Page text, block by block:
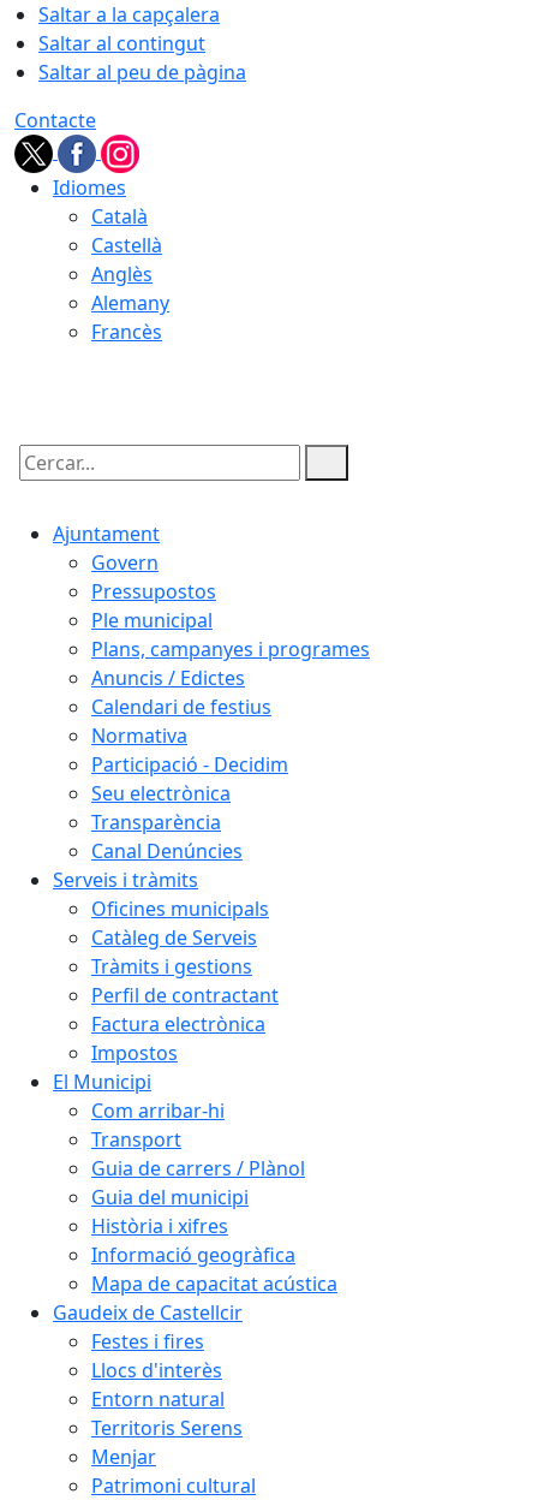
Saltar a la capçalera
Saltar al contingut
Saltar al peu de pàgina
Contacte
Idiomes
Català
Castellà
Anglès
Alemany
Francès
Cercar:
Ajuntament
Govern
Pressupostos
Ple municipal
Plans, campanyes i programes
Anuncis / Edictes
Calendari de festius
Normativa
Participació - Decidim
Seu electrònica
Transparència
Canal Denúncies
Serveis i tràmits
Oficines municipals
Catàleg de Serveis
Tràmits i gestions
Perfil de contractant
Factura electrònica
Impostos
El Municipi
Com arribar-hi
Transport
Guia de carrers / Plànol
Guia del municipi
Història i xifres
Informació geogràfica
Mapa de capacitat acústica
Gaudeix de Castellcir
Festes i fires
Llocs d'interès
Entorn natural
Territoris Serens
Menjar
Patrimoni cultural